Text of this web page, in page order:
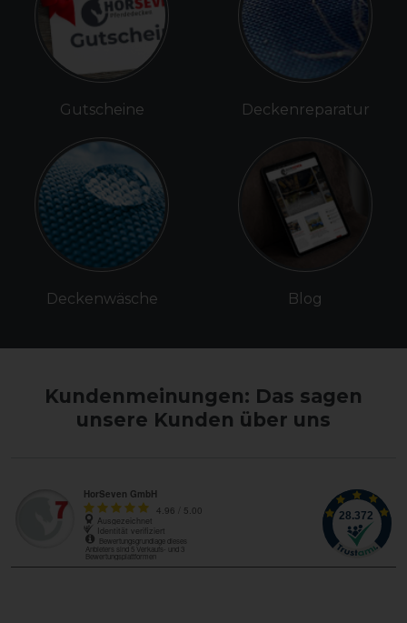
Gutscheine
Deckenwäsche
Deckenreparatur
Blog
Kundenmeinungen: Das sagen
unsere Kunden über uns